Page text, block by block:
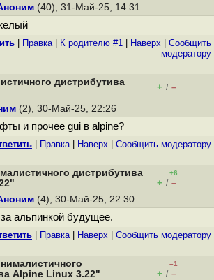
(40), 31-Май-25, 14:31
Правка| К родителю #1 Наверх
Cообщить
модератору
дистрибутива
+ / –
(2), 30-Май-25, 22:26
и прочее gui в alpine?
Правка| Наверх Cообщить модератору
дистрибутива
+6
+ / –
(4), 30-Май-25, 22:30
альпинкой будущее.
Правка| Наверх Cообщить модератору
Alpine Linux 3.22"
–1
+ / –